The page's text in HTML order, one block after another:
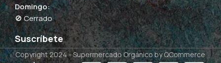
Domingo:
🚫 Cerrado
Suscríbete
Copyright 2024 -Supermercado Orgánico by QCommerce